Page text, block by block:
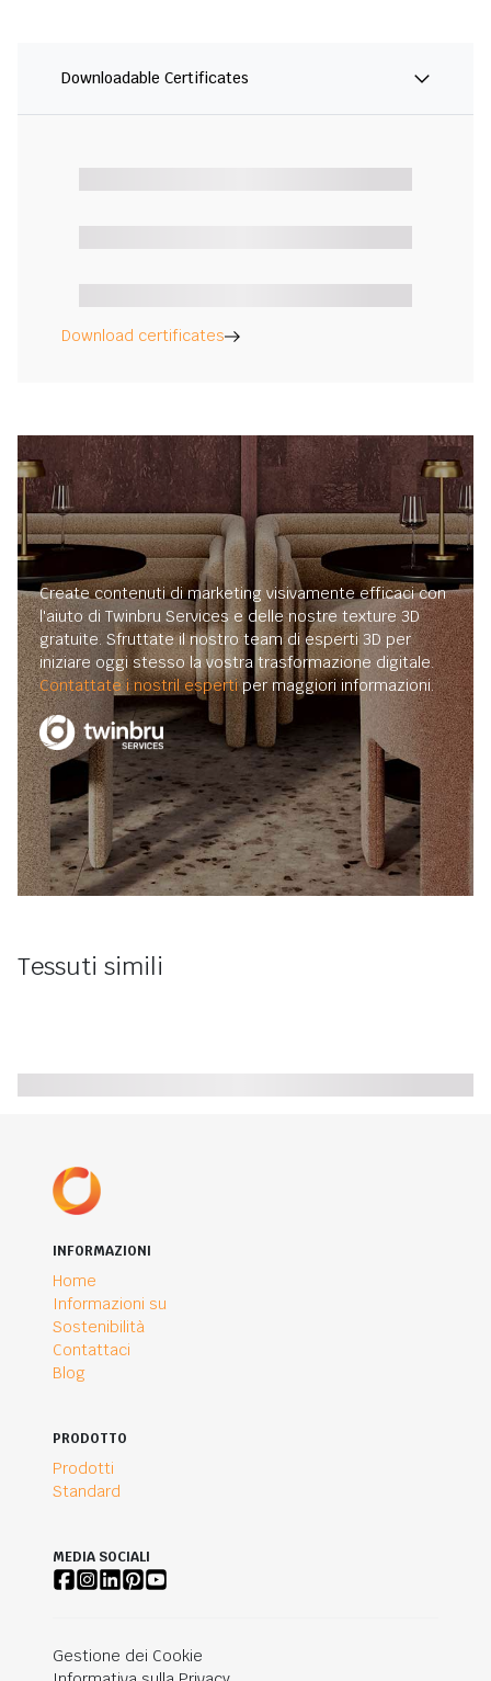
Downloadable Certificates
Download certificates
Create contenuti di marketing visivamente efficaci con
l'aiuto di Twinbru Services e delle nostre texture 3D
gratuite. Sfruttate il nostro team di esperti 3D per
iniziare oggi stesso la vostra trasformazione digitale.
Contattate i nostril espertiper maggiori informazioni.
Tessuti simili
INFORMAZIONI
Home
Informazioni su
Sostenibilità
Contattaci
Blog
PRODOTTO
Prodotti
Standard
MEDIA SOCIALI
Gestione dei Cookie